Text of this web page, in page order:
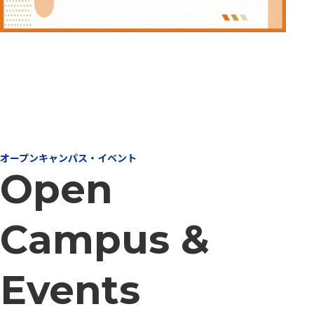
オープンキャンパス・イベント
Open
Campus &
Events